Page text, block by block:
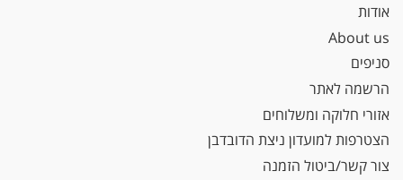
אודות
About us
סניפים
הרשמה לאתר
אזורי חלוקה ומשלוחים
הצטרפות למועדון ניצת הדובדבן
צור קשר/ביטול הזמנה